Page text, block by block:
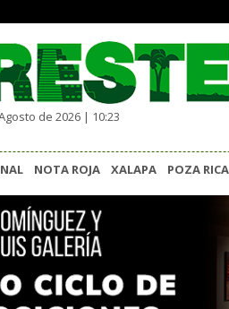
de 2026 | 10:23
NOTA ROJA XALAPA POZA RICA